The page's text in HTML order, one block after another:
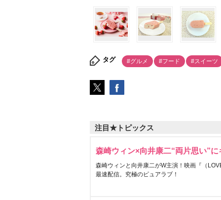
タグ #グルメ #フード #スイーツ
注目★トピックス
森崎ウィン×向井康二“両片思い”
森崎ウィンと向井康二がW主演！映画『（
最速配信。究極のピュアラブ！